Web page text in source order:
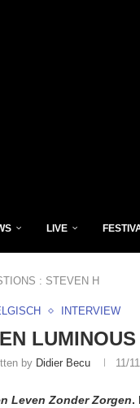
LIVE
: STEVEN H
INTERVIEW
by Didier Becu 11/
Leven Zonder Zorgen.